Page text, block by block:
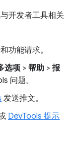
开发者工具相关
功能请求。
选项 > 帮助 > 报
问题。
发送推文。
DevTools 提示